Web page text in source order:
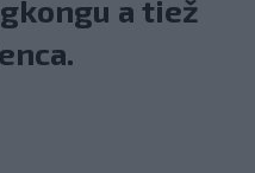
a tiež